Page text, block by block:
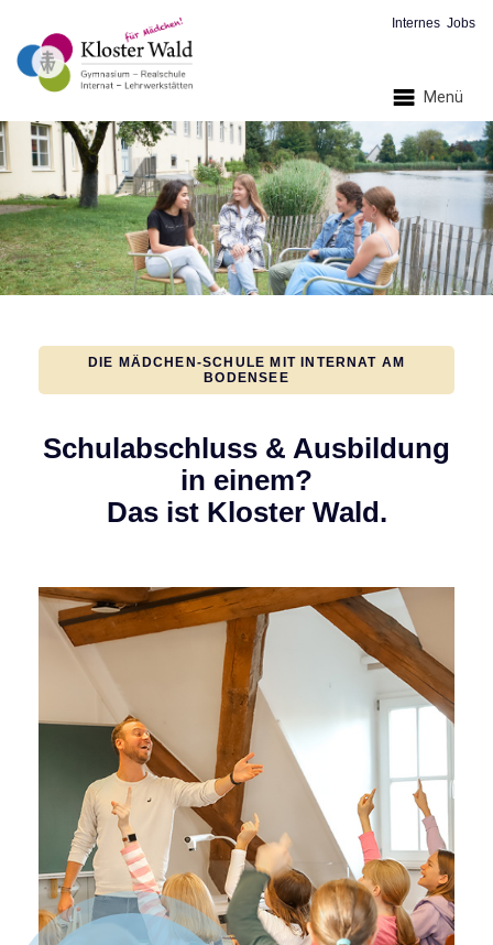
Internes Jobs
Menü
DIE MÄDCHEN-SCHULE MIT INTERNAT AM
BODENSEE
Schulabschluss & Ausbildung
in einem?
Das ist Kloster Wald.